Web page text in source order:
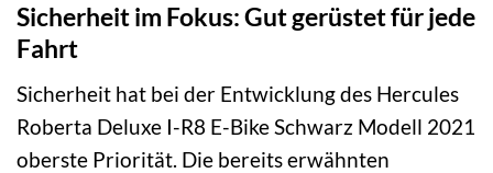
Sicherheit im Fokus: Gut gerüstet für jede
Fahrt
Sicherheit hat bei der Entwicklung des Hercules
Roberta Deluxe I-R8 E-Bike Schwarz Modell 2021
oberste Priorität. Die bereits erwähnten